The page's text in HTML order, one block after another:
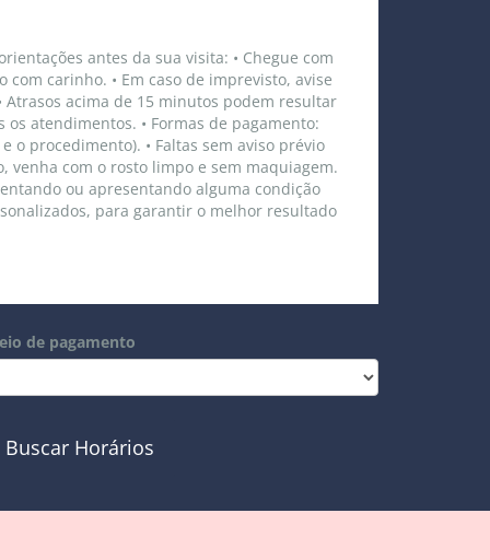
antes da sua visita: • Chegue com
carinho. • Em caso de imprevisto, avise
acima de 15 minutos podem resultar
atendimentos. • Formas de pagamento:
procedimento). • Faltas sem aviso prévio
venha com o rosto limpo e sem maquiagem.
ou apresentando alguma condição
para garantir o melhor resultado
de pagamento
Buscar Horários